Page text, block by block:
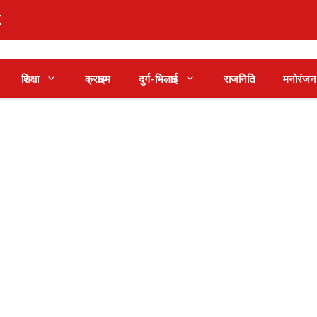
शिक्षा क्राइम दुर्ग-भिलाई राजनिति मनोरंजन